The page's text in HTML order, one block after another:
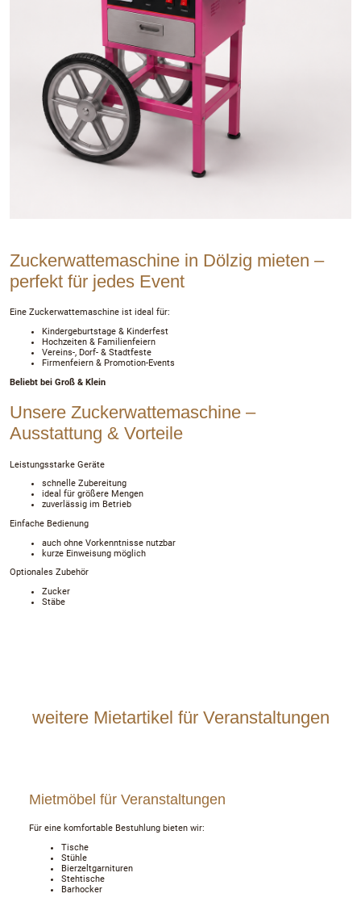
Zuckerwattemaschine in Dölzig mieten –
perfekt für jedes Event
Eine Zuckerwattemaschine ist ideal für:
Kindergeburtstage & Kinderfest
Hochzeiten & Familienfeiern
Vereins-, Dorf- & Stadtfeste
Firmenfeiern & Promotion-Events
Beliebt bei Groß & Klein
Unsere Zuckerwattemaschine –
Ausstattung & Vorteile
Leistungsstarke Geräte
schnelle Zubereitung
ideal für größere Mengen
zuverlässig im Betrieb
Einfache Bedienung
auch ohne Vorkenntnisse nutzbar
kurze Einweisung möglich
Optionales Zubehör
Zucker
Stäbe
weitere Mietartikel für Veranstaltungen
Mietmöbel für Veranstaltungen
Für eine komfortable Bestuhlung bieten wir:
Tische
Stühle
Bierzeltgarnituren
Stehtische
Barhocker